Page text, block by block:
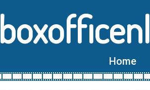
boxofficenl
Home